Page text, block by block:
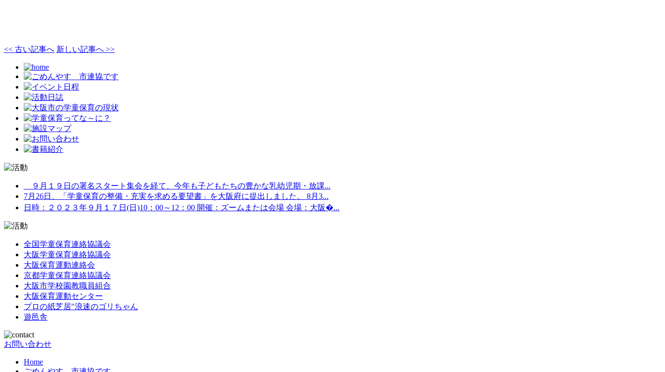
<< 古い記事へ 新しい記事へ >>
９月１９日の署名スタート集会を経て、今年も子どもたちの豊かな乳幼児期・放課...
7月26日、「学童保育の整備・充実を求める要望書」を大阪府に提出しました。 8月3...
日時：２０２３年９月１７日(日)10：00～12：00 開催：ズームまたは会場 会場：大阪�...
全国学童保育連絡協議会
大阪学童保育連絡協議会
大阪保育運動連絡会
京都学童保育連絡協議会
大阪市学校園教職員組合
大阪保育運動センター
プロの紙芝居"浪速のゴリちゃん
遊邑舎
お問い合わせ
Home